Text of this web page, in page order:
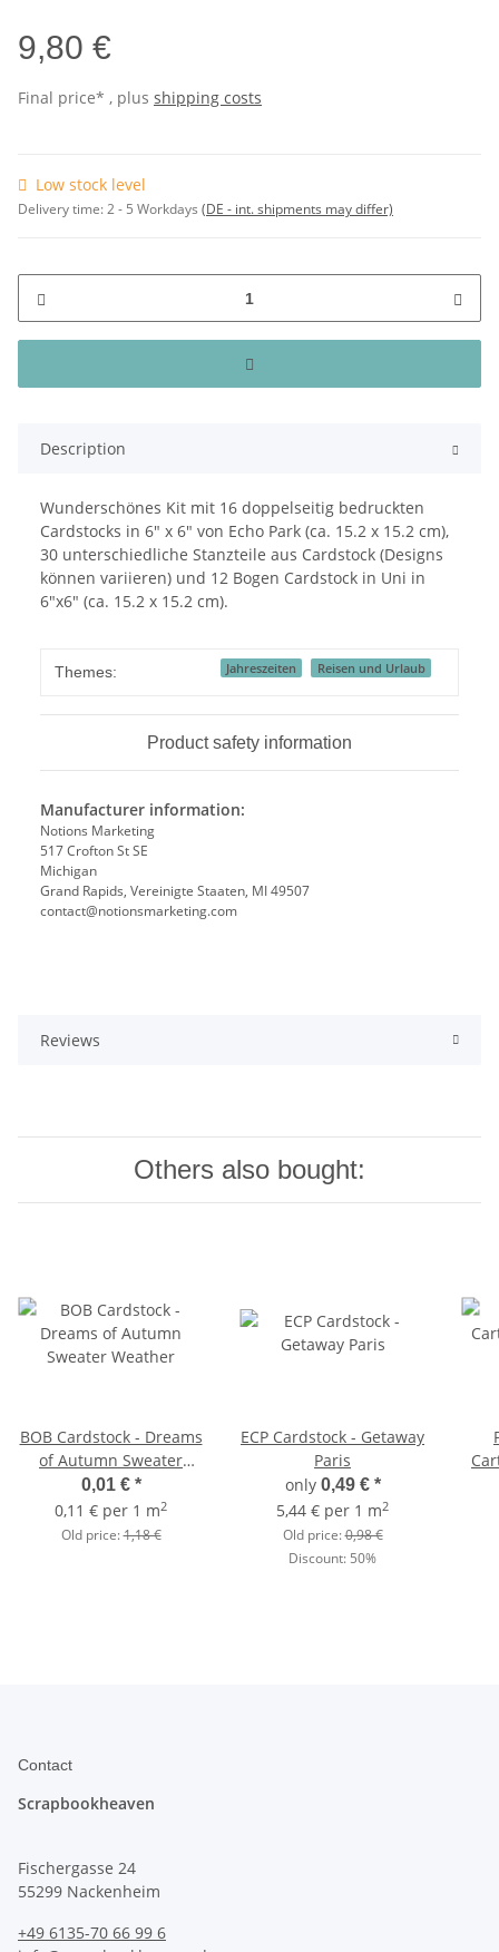
9,80 €
Final price* , plus shipping costs
Low stock level
Delivery time:2 - 5 Workdays (DE - int. shipments may differ)
Description
Wunderschönes Kit mit 16 doppelseitig bedruckten
Cardstocks in 6" x 6" von Echo Park (ca. 15.2 x 15.2 cm),
30 unterschiedliche Stanzteile aus Cardstock (Designs
können variieren) und 12 Bogen Cardstock in Uni in
6"x6" (ca. 15.2 x 15.2 cm).
Themes: Jahreszeiten Reisen und Urlaub
Product safety information
Manufacturer information:
Notions Marketing
517 Crofton St SE
Michigan
Grand Rapids, Vereinigte Staaten, MI 49507
contact@notionsmarketing.com
Reviews
Others also bought:
BOB Cardstock - Dreams
of Autumn Sweater
Weather
0,01 € *
0,11 € per 1 m2
Old price:1,18 €
ECP Cardstock - Getaway
Paris
only 0,49 € *
5,44 € per 1 m2
Old price:0,98 €
Discount: 50%
Contact
Scrapbookheaven
Fischergasse 24
55299 Nackenheim
+49 6135-70 66 99 6